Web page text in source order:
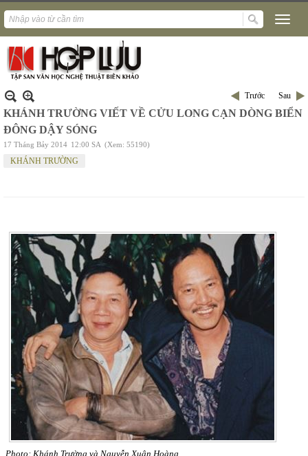
Trước Sau
KHÁNH TRƯỜNG VIẾT VỀ CỬU LONG CẠN DÒNG BIỂN
ĐÔNG DẬY SÓNG
17 Tháng Bảy 2014 12:00 SA (Xem: 55190)
KHÁNH TRƯỜNG
Photo: Khánh Trường và Nguyễn Xuân Hoàng